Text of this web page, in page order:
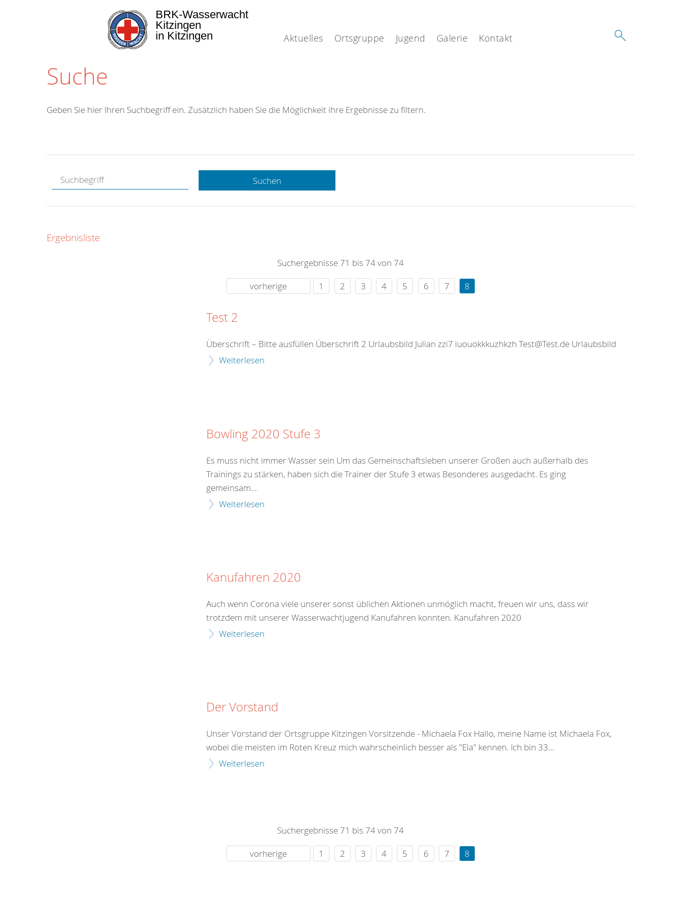
Aktuelles Ortsgruppe Jugend Galerie Kontakt
BRK-Wasserwacht
Kitzingen
in Kitzingen
Suche
Hotline.
gerne.
rund um die Uhr
Geben Sie hier Ihren Suchbegriff ein. Zusätzlich haben Sie die Möglichkeit ihre Ergebnisse zu filtern.
Suchen
Ergebnisliste
Suchergebnisse 71 bis 74 von 74
vorherige
1 2 3 4 5 6 7 8
Test 2
Überschrift – Bitte ausfüllen Überschrift 2 Urlaubsbild Julian zzi7 iuouokkkuzhkzh Test@Test.de Urlaubsbild
Weiterlesen
Bowling 2020 Stufe 3
Es muss nicht immer Wasser sein Um das Gemeinschaftsleben unserer Großen auch außerhalb des
Trainings zu stärken, haben sich die Trainer der Stufe 3 etwas Besonderes ausgedacht. Es ging
gemeinsam...
Weiterlesen
Kanufahren 2020
Auch wenn Corona viele unserer sonst üblichen Aktionen unmöglich macht, freuen wir uns, dass wir
trotzdem mit unserer Wasserwachtjugend Kanufahren konnten. Kanufahren 2020
Weiterlesen
Der Vorstand
Unser Vorstand der Ortsgruppe Kitzingen Vorsitzende - Michaela Fox Hallo, meine Name ist Michaela Fox,
wobei die meisten im Roten Kreuz mich wahrscheinlich besser als "Ela" kennen. Ich bin 33...
Weiterlesen
Suchergebnisse 71 bis 74 von 74
vorherige
1 2 3 4 5 6 7 8